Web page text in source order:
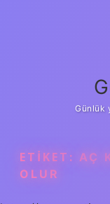
Günlük
ETIKET: AÇ
OLUR